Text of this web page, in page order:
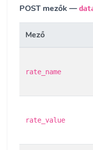
POST mezők —
Mező
rate_name
rate_value